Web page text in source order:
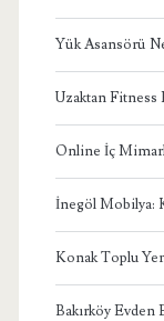
Yük Asansörü
Uzaktan Fitness
Online İç
İnegöl Mobilya:
Konak Toplu
Bakırköy Evden